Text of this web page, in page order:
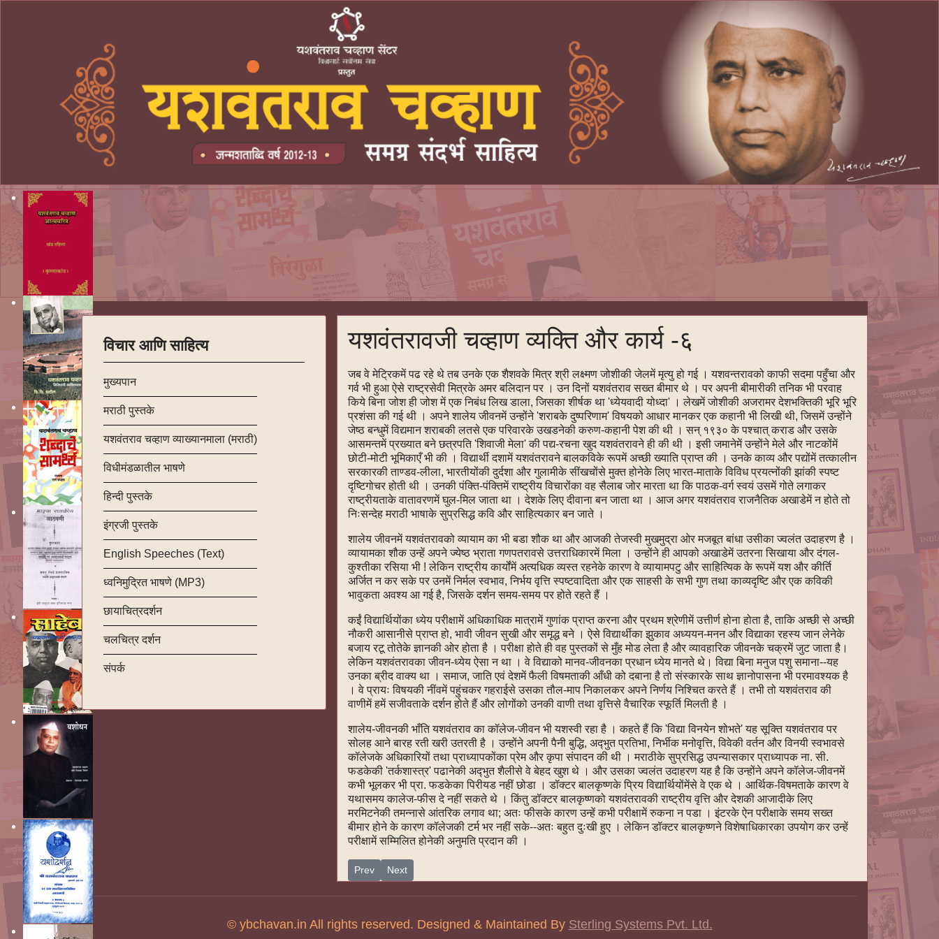
विचार आणि साहित्य
मुख्यपान
मराठी पुस्तके
यशवंतराव चव्हाण व्याख्यानमाला (मराठी)
विधीमंडळातील भाषणे
हिन्दी पुस्तके
इंग्रजी पुस्तके
English Speeches (Text)
ध्वनिमुद्रित भाषणे (MP3)
छायाचित्रदर्शन
चलचित्र दर्शन
संपर्क
यशवंतरावजी चव्हाण व्यक्ति और कार्य -६
जब वे मेट्रिकमें पढ रहे थे तब उनके एक शैशवके मित्र श्री लक्ष्मण जोशीकी जेलमें मृत्यु हो गई । यशवन्तरावको काफी सदमा पहुँचा और
गर्व भी हुआ ऐसे राष्ट्रसेवी मित्रके अमर बलिदान पर । उन दिनों यशवंतराव सख्त बीमार थे । पर अपनी बीमारीकी तनिक भी परवाह
किये बिना जोश ही जोश में एक निबंध लिख डाला, जिसका शीर्षक था 'ध्येयवादी योध्दा' । लेखमें जोशीकी अजरामर देशभक्तिकी भूरि भूरि
प्रशंसा की गई थी । अपने शालेय जीवनमें उन्होंने 'शराबके दुष्परिणाम' विषयको आधार मानकर एक कहानी भी लिखी थी, जिसमें उन्होंने
जेष्ठ बन्धुमें विद्यमान शराबकी लतसे एक परिवारके उखडनेकी करुण-कहानी पेश की थी । सन् १९३० के पश्चात् कराड और उसके
आसमन्तमें प्रख्यात बने छत्रपति 'शिवाजी मेला' की पद्य-रचना खुद यशवंतरावने ही की थी । इसी जमानेमें उन्होंने मेले और नाटकोंमें
छोटी-मोटी भूमिकाएँ भी की । विद्यार्थी दशामें यशवंतरावने बालकविके रूपमें अच्छी ख्याति प्राप्‍त की । उनके काव्य और पद्योंमें तत्कालीन
सरकारकी ताण्डव-लीला, भारतीयोंकी दुर्दशा और गुलामीके सींखचोंसे मुक्त होनेके लिए भारत-माताके विविध प्रयत्‍नोंकी झांकी स्पष्ट
दृष्टिगोचर होती थी । उनकी पंक्ति-पंक्तिमें राष्ट्रीय विचारोंका वह सैलाब जोर मारता था कि पाठक-वर्ग स्वयं उसमें गोते लगाकर
राष्ट्रीयताके वातावरणमें घुल-मिल जाता था । देशके लिए दीवाना बन जाता था । आज अगर यशवंतराव राजनैतिक अखाडेमें न होते तो
निःसन्देह मराठी भाषाके सुप्रसिद्ध कवि और साहित्यकार बन जाते ।
शालेय जीवनमें यशवंतरावको व्यायाम का भी बडा शौक था और आजकी तेजस्वी मुखमुद्रा ओर मजबूत बांधा उसीका ज्वलंत उदाहरण है ।
व्यायामका शौक उन्हें अपने ज्येष्ठ भ्राता गणपतरावसे उत्तराधिकारमें मिला । उन्होंने ही आपको अखाडेमें उतरना सिखाया और दंगल-
कुश्तीका रसिया भी ! लेकिन राष्ट्रीय कार्योंमें अत्यधिक व्यस्त रहनेके कारण वे व्यायामपटु और साहित्यिक के रूपमें यश और कीर्ति
अर्जित न कर सके पर उनमें निर्मल स्वभाव, निर्भय वृत्ति स्पष्टवादिता और एक साहसी के सभी गुण तथा काव्यदृष्टि और एक कविकी
भावुकता अवश्य आ गई है, जिसके दर्शन समय-समय पर होते रहते हैं ।
कईं विद्यार्थियोंका ध्येय परीक्षामें अधिकाधिक मात्रामें गुणांक प्राप्‍त करना और प्रथम श्रेणीमें उत्तीर्ण होना होता है, ताकि अच्छी से अच्छी
नौकरी आसानीसे प्राप्‍त हो, भावी जीवन सुखी और समृद्ध बने । ऐसे विद्यार्थीका झुकाव अध्ययन-मनन और विद्याका रहस्य जान लेनेके
बजाय रटू तोतेके ज्ञानकी ओर होता है । परीक्षा होते ही वह पुस्तकों से मुँह मोड लेता है और व्यावहारिक जीवनके चक्रमें जुट जाता है।
लेकिन यशवंतरावका जीवन-ध्येय ऐसा न था । वे विद्याको मानव-जीवनका प्रधान ध्येय मानते थे। विद्या बिना मनुज पशु समाना--यह
उनका ब्रीद वाक्य था । समाज, जाति एवं देशमें फैली विषमताकी आँधी को दबाना है तो संस्कारके साथ ज्ञानोपासना भी परमावश्यक है
। वे प्रायः विषयकी नींवमें पहुंचकर गहराईसे उसका तौल-माप निकालकर अपने निर्णय निश्चित करते हैं । तभी तो यशवंतराव की
वाणीमें हमें सजीवताके दर्शन होते हैं और लोगोंको उनकी वाणी तथा वृत्तिसे वैचारिक स्फूर्ति मिलती है ।
शालेय-जीवनकी भाँति यशवंतराव का कॉलेज-जीवन भी यशस्वी रहा है । कहते हैं कि 'विद्या विनयेन शोभते' यह सूक्ति यशवंतराव पर
सोलह आने बारह रती खरी उतरती है । उन्होंने अपनी पैनी बुद्धि, अद्‍भुत प्रतिभा, निर्भीक मनोवृत्ति, विवेकी वर्तन और विनयी स्वभावसे
कॉलेजके अधिकारियों तथा प्राध्यापकोंका प्रेम और कृपा संपादन की थी । मराठीके सुप्रसिद्ध उपन्यासकार प्राध्यापक ना. सी.
फडकेकी 'तर्कशास्त्र' पढानेकी अद्‍भुत शैलीसे वे बेहद खुश थे । और उसका ज्वलंत उदाहरण यह है कि उन्होंने अपने कॉलेज-जीवनमें
कभी भूलकर भी प्रा. फडकेका पिरीयड नहीं छोडा । डॉक्टर बालकृष्णके प्रिय विद्यार्थियोंमेंसे वे एक थे । आर्थिक-विषमताके कारण वे
यथासमय कालेज-फीस दे नहीं सकते थे । किंतु डॉक्टर बालकृष्णको यशवंतरावकी राष्ट्रीय वृत्ति और देशकी आजादीके लिए
मरमिटनेकी तमन्नासे आंतरिक लगाव था; अतः फीसके कारण उन्हें कभी परीक्षामें रुकना न पडा । इंटरके ऐन परीक्षाके समय सख्त
बीमार होने के कारण कॉलेजकी टर्म भर नहीं सके--अतः बहुत दुःखी हुए । लेकिन डॉक्टर बालकृष्णने विशेषाधिकारका उपयोग कर उन्हें
परीक्षामें सम्मिलित होनेकी अनुमति प्रदान की ।
Previous article: यशवंतरावजी चव्हाण व्यक्ति और कार्य -७
Prev Next article: यशवंतरावजी चव्हाण व्यक्ति और कार्य -५
Next
© ybchavan.in All rights reserved. Designed & Maintained By Sterling Systems Pvt. Ltd.